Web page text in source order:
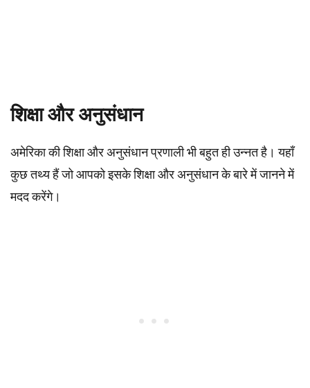
शिक्षा और अनुसंधान
अमेरिका की शिक्षा और अनुसंधान प्रणाली भी बहुत ही उन्नत है। यहाँ
कुछ तथ्य हैं जो आपको इसके शिक्षा और अनुसंधान के बारे में जानने में
मदद करेंगे।